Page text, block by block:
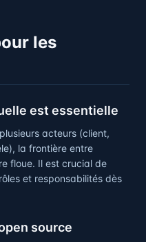
les
est essentielle
acteurs (client,
la frontière entre
floue. Il est crucial de
et responsabilités dès
source